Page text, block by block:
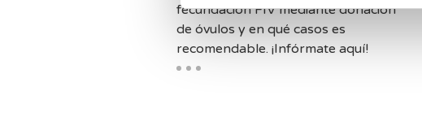
fecundación FIV mediante donación
de óvulos y en qué casos es
recomendable. ¡Infórmate aquí!